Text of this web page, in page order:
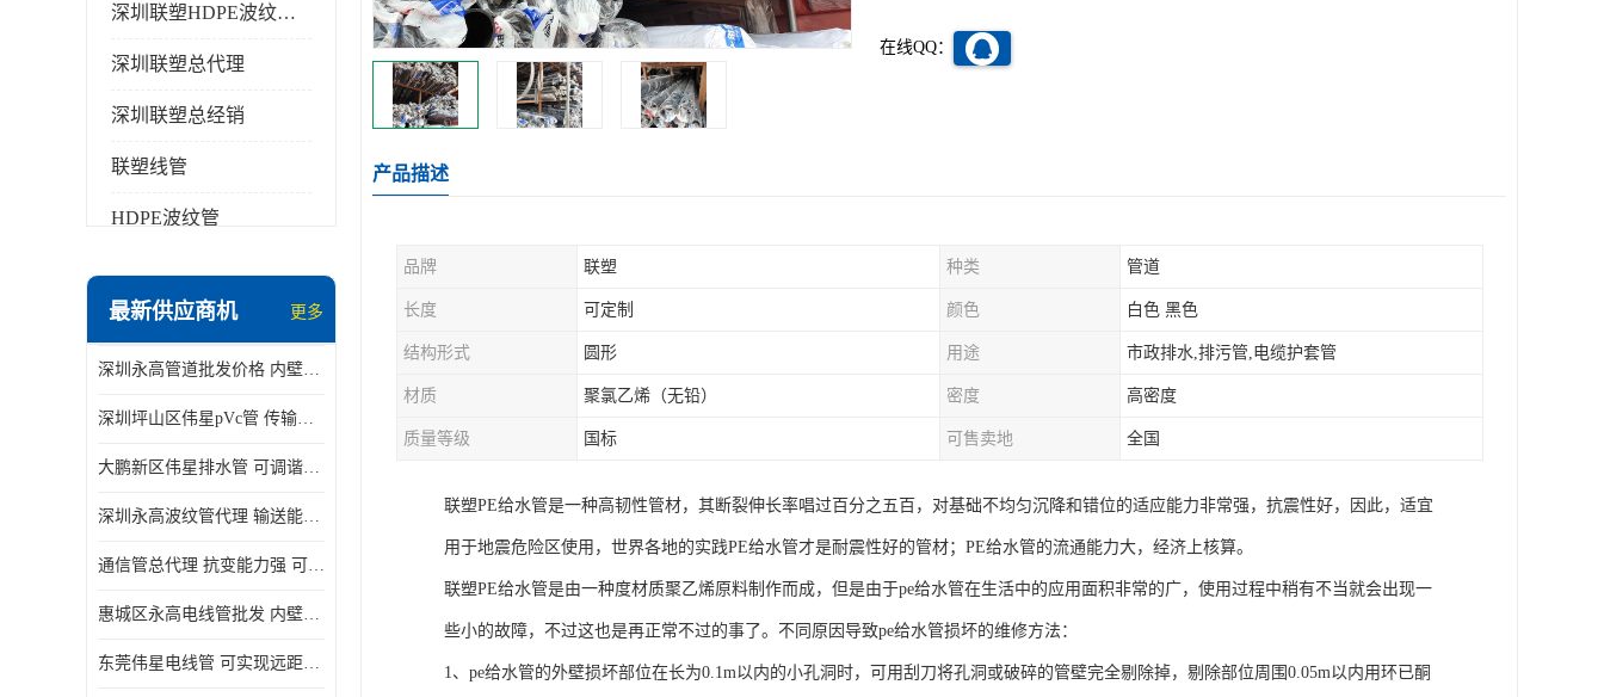
深圳联塑HDPE波纹管批发
深圳联塑总代理
深圳联塑总经销
联塑线管
HDPE波纹管
最新供应商机 更多
深圳永高管道批发价格 内壁光滑 抗震性能好
深圳坪山区伟星pVc管 传输损耗小 频率稳定性好
大鹏新区伟星排水管 可调谐性好 大功率 效率高
深圳永高波纹管代理 输送能力强 可以承受高温
通信管总代理 抗变能力强 可耐强震 扭曲
惠城区永高电线管批发 内壁光滑 抗震性能好
东莞伟星电线管 可实现远距离通信 频率稳定性好
在线QQ：
产品描述
品牌 联塑 种类 管道
长度 可定制 颜色 白色 黑色
结构形式 圆形 用途 市政排水,排污管,电缆护套管
材质 聚氯乙烯（无铅） 密度 高密度
质量等级 国标 可售卖地 全国
联塑PE给水管是一种高韧性管材，其断裂伸长率唱过百分之五百，对基础不均匀沉降和错位的适应能力非常强，抗震性好，因此，适宜
用于地震危险区使用，世界各地的实践PE给水管才是耐震性好的管材；PE给水管的流通能力大，经济上核算。
联塑PE给水管是由一种度材质聚乙烯原料制作而成，但是由于pe给水管在生活中的应用面积非常的广，使用过程中稍有不当就会出现一
些小的故障，不过这也是再正常不过的事了。不同原因导致pe给水管损坏的维修方法：
1、pe给水管的外壁损坏部位在长为0.1m以内的小孔洞时，可用刮刀将孔洞或破碎的管壁完全剔除掉，剔除部位周围0.05m以内用环已酮